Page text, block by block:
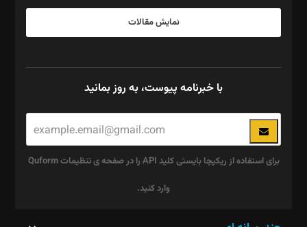
نمایش مقالات
با خبرنامه پیوست، به روز بمانید
برای استفاده از ریکپچا بایستی کلید API را در صفحه ی تنظیمات Quform
وارد کنید.